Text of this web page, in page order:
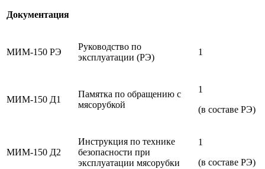
Документация
МИМ-150 РЭ
Руководство по
эксплуатации (РЭ)
1
МИМ-150 Д1
Памятка по обращению с
мясорубкой
1
(в составе РЭ)
МИМ-150 Д2
Инструкция по технике
безопасности при
эксплуатации мясорубки
1
(в составе РЭ)